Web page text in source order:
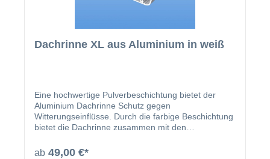
Dachrinne XL aus Aluminium in weiß
Eine hochwertige Pulverbeschichtung bietet der
Aluminium Dachrinne Schutz gegen
Witterungseinflüsse. Durch die farbige Beschichtung
bietet die Dachrinne zusammen mit den
homogenes Gesamtbild.
ab 49,00 €*